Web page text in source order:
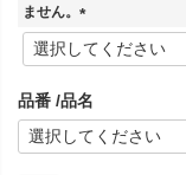
ません。
(
必
)
品番 品名